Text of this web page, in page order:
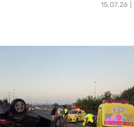
15.07.26